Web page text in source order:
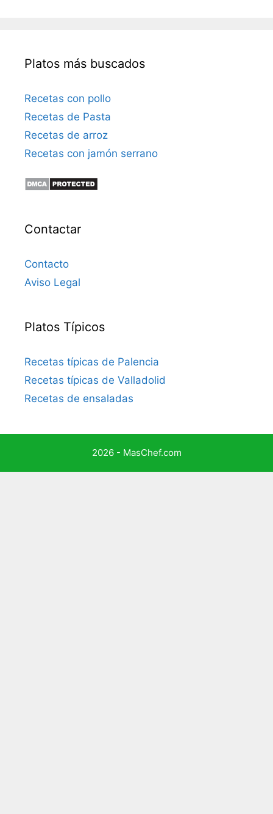
Platos más buscados
Recetas con pollo
Recetas de Pasta
Recetas de arroz
Recetas con jamón serrano
Contactar
Contacto
Aviso Legal
Platos Típicos
Recetas típicas de Palencia
Recetas típicas de Valladolid
Recetas de ensaladas
2026 - MasChef.com